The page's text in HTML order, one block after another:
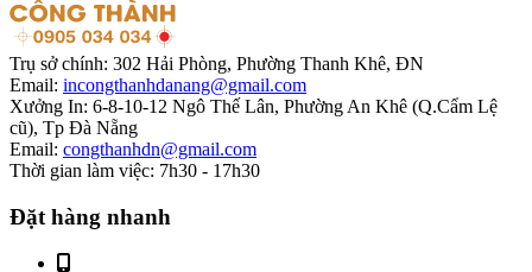
Trụ sở chính: 302 Hải Phòng, Phường Thanh Khê, ĐN
Email: incongthanhdanang@gmail.com
Xưởng In: 6-8-10-12 Ngô Thế Lân, Phường An Khê (Q.Cẩm Lệ
cũ), Tp Đà Nẵng
Email: congthanhdn@gmail.com
Thời gian làm việc: 7h30 - 17h30
Đặt hàng nhanh